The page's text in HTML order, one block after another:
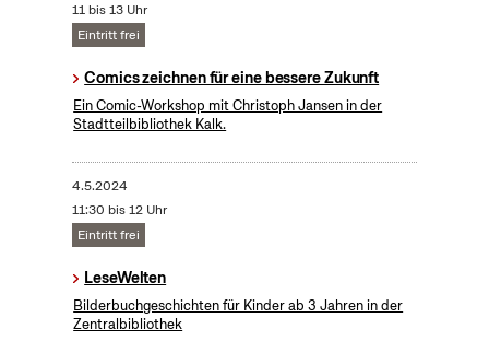
11 bis 13 Uhr
Eintritt frei
Comics zeichnen für eine bessere Zukunft
Ein Comic-Workshop mit Christoph Jansen in der
Stadtteilbibliothek Kalk.
4.5.2024
11:30 bis 12 Uhr
Eintritt frei
LeseWelten
Bilderbuchgeschichten für Kinder ab 3 Jahren in der
Zentralbibliothek